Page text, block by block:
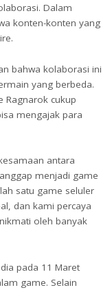
Dalam
konten-konten yang
bahwa kolaborasi ini
yang berbeda.
Ragnarok cukup
mengajak para
antara
menjadi game
satu game seluler
dan kami percaya
oleh banyak
pada 11 Maret
game. Selain